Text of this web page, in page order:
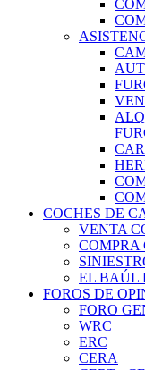
COCHES DE
VENTA
COMPRA
EL BAÚL
FOROS DE
FORO
WRC
ERC
CERA